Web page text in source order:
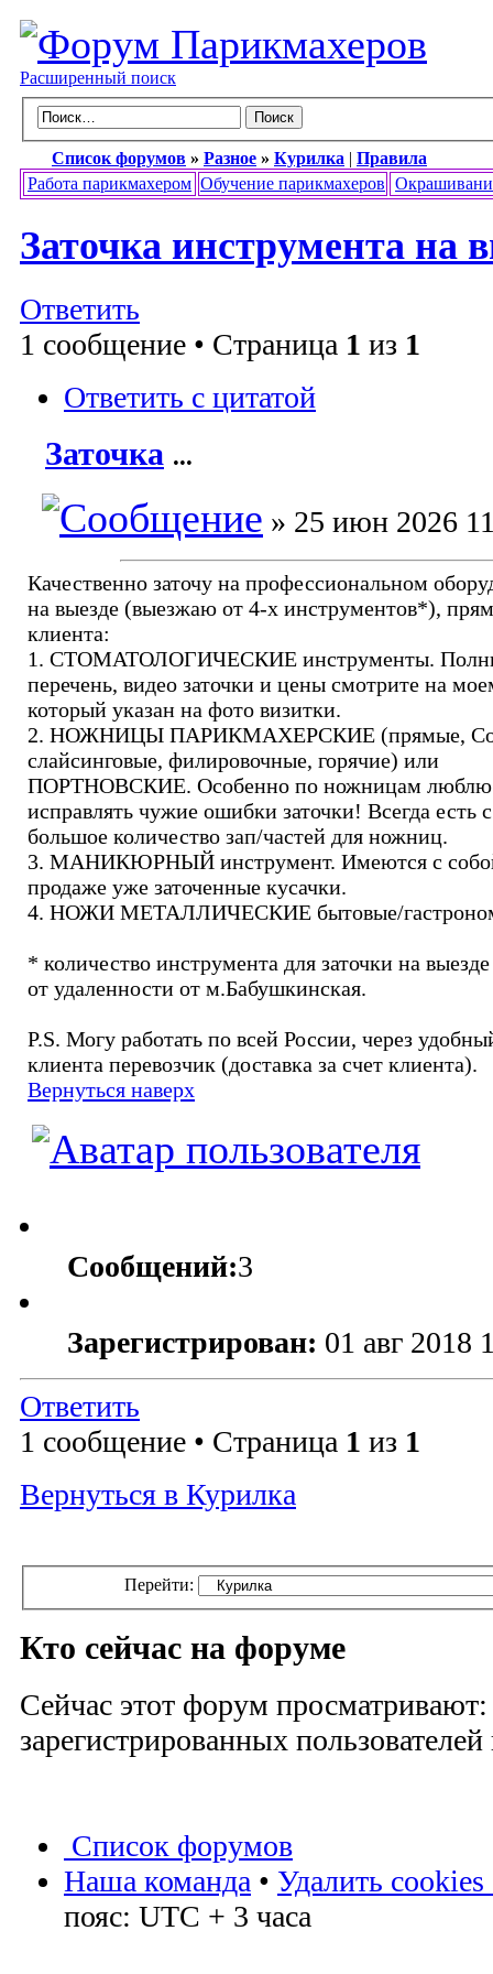
Расширенный поиск
Список форумов » Разное » Курилка | Правила
Работа парикмахером Обучение парикмахеров
Заточка инструмента на
Ответить
1 сообщение • Страница 1 из 1
Ответить с цитатой
Заточка ...
» 25 июн 2026
Качественно заточу на профессиональном
на выезде (выезжаю от 4-х инструментов*),
клиента:
1. СТОМАТОЛОГИЧЕСКИЕ инструменты.
перечень, видео заточки и цены смотрите на
который указан на фото визитки.
2. НОЖНИЦЫ ПАРИКМАХЕРСКИЕ (прямые,
слайсинговые, филировочные, горячие) или
ПОРТНОВСКИЕ. Особенно по ножницам люблю
исправлять чужие ошибки заточки! Всегда есть
большое количество зап/частей для ножниц.
3. МАНИКЮРНЫЙ инструмент. Имеются с
продаже уже заточенные кусачки.
4. НОЖИ МЕТАЛЛИЧЕСКИЕ бытовые/
* количество инструмента для заточки на
от удаленности от м.Бабушкинская.
P.S. Могу работать по всей России, через
клиента перевозчик (доставка за счет клиента).
Вернуться наверх
Сообщений:3
Зарегистрирован: 01 авг 2018
Ответить
1 сообщение • Страница 1 из 1
Вернуться в Курилка
Перейти:
Кто сейчас на форуме
Сейчас этот форум просматривают:
зарегистрированных
Список форумов
Наша команда • Удалить
пояс: UTC + 3 часа